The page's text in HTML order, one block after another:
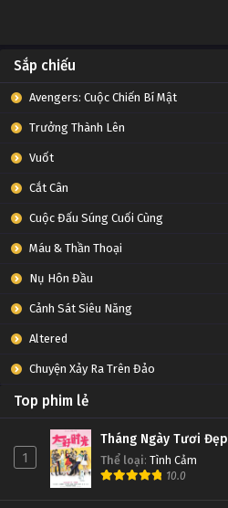
Sắp chiếu
Avengers: Cuộc Chiến Bí Mật
Trưởng Thành Lên
Vuốt
Cắt Cân
Cuộc Đấu Súng Cuối Cùng
Máu & Thần Thoại
Nụ Hôn Đầu
Cảnh Sát Siêu Năng
Altered
Chuyện Xảy Ra Trên Đảo
Top phim lẻ
1
Tháng Ngày Tươi Đẹp
Thể loại: Tình Cảm
10.0